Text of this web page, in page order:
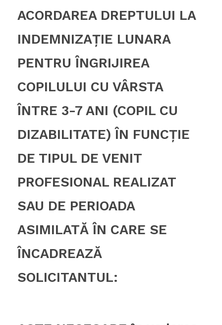
ACORDAREA DREPTULUI LA
INDEMNIZAŢIE LUNARA
PENTRU ÎNGRIJIREA
COPILULUI CU VÂRSTA
ÎNTRE 3-7 ANI (COPIL CU
DIZABILITATE) ÎN FUNCŢIE
DE TIPUL DE VENIT
PROFESIONAL REALIZAT
SAU DE PERIOADA
ASIMILATĂ ÎN CARE SE
ÎNCADREAZĂ
SOLICITANTUL: